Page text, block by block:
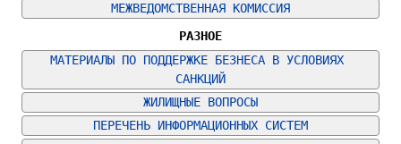
МЕЖВЕДОМСТВЕННАЯ КОМИССИЯ
РАЗНОЕ
МАТЕРИАЛЫ ПО ПОДДЕРЖКЕ БЕЗНЕСА В УСЛОВИЯХ
САНКЦИЙ
ЖИЛИЩНЫЕ ВОПРОСЫ
ПЕРЕЧЕНЬ ИНФОРМАЦИОННЫХ СИСТЕМ